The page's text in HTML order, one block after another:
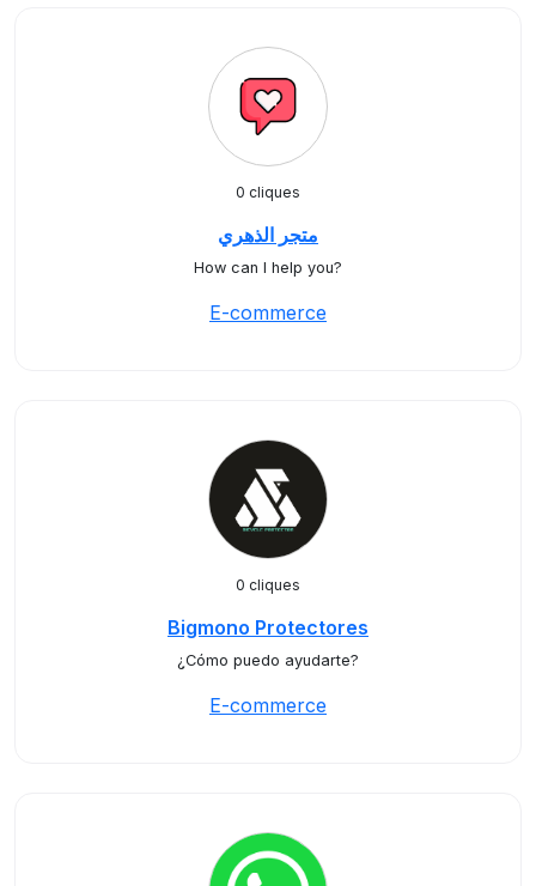
0 cliques
متجر الذهري
How can I help you?
E-commerce
0 cliques
Bigmono Protectores
¿Cómo puedo ayudarte?
E-commerce